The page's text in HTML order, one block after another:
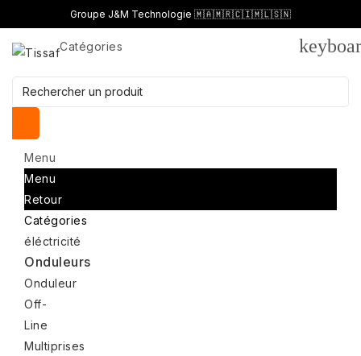
Groupe J&M Technologie 🇲🇦🇲🇷🇨🇮🇲🇱🇸🇳
Catégories
Menu
Menu
Retour
Catégories
éléctricité
Onduleurs
Onduleur
Off-
Line
Multiprises